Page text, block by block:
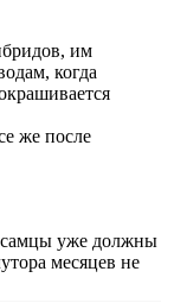
им
когда
же после
самцы уже должны
месяцев не